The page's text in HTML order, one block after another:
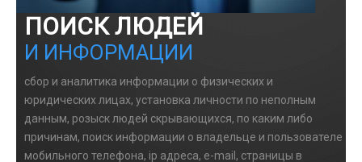
ПОИСК ЛЮДЕЙ
И ИНФОРМАЦИИ
сбор и аналитика информации о физических и
юридических лицах, установка личности по неполным
данным, розыск людей скрывающихся, по каким либо
причинам, поиск информации о владельце и пользователе
мобильного телефона, ip адреса, e-mail, страницы в